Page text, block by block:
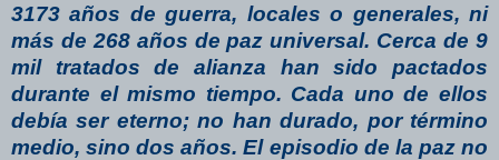
3173 años de guerra, locales o generales, ni
más de 268 años de paz universal. Cerca de 9
mil tratados de alianza han sido pactados
durante el mismo tiempo. Cada uno de ellos
debía ser eterno; no han durado, por término
medio, sino dos años. El episodio de la paz no